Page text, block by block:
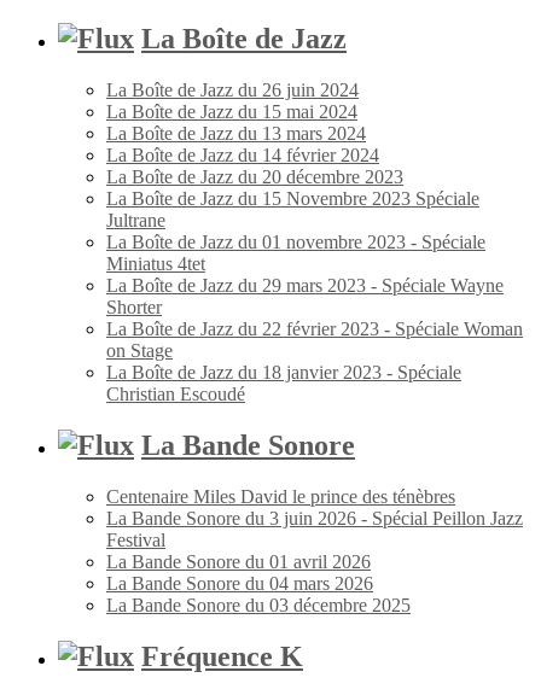
La Boîte de Jazz
La Boîte de Jazz du 26 juin 2024
La Boîte de Jazz du 15 mai 2024
La Boîte de Jazz du 13 mars 2024
La Boîte de Jazz du 14 février 2024
La Boîte de Jazz du 20 décembre 2023
La Boîte de Jazz du 15 Novembre 2023 Spéciale
Jultrane
La Boîte de Jazz du 01 novembre 2023 - Spéciale
Miniatus 4tet
La Boîte de Jazz du 29 mars 2023 - Spéciale Wayne
Shorter
La Boîte de Jazz du 22 février 2023 - Spéciale Woman
on Stage
La Boîte de Jazz du 18 janvier 2023 - Spéciale
Christian Escoudé
La Bande Sonore
Centenaire Miles David le prince des ténèbres
La Bande Sonore du 3 juin 2026 - Spécial Peillon Jazz
Festival
La Bande Sonore du 01 avril 2026
La Bande Sonore du 04 mars 2026
La Bande Sonore du 03 décembre 2025
Fréquence K